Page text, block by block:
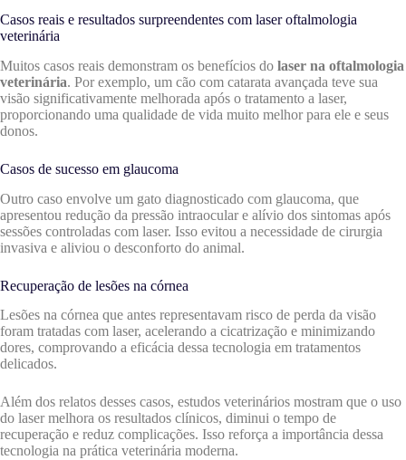
Casos reais e resultados surpreendentes com laser oftalmologia
veterinária
Muitos casos reais demonstram os benefícios do laser na oftalmologia
veterinária. Por exemplo, um cão com catarata avançada teve sua
visão significativamente melhorada após o tratamento a laser,
proporcionando uma qualidade de vida muito melhor para ele e seus
donos.
Casos de sucesso em glaucoma
Outro caso envolve um gato diagnosticado com glaucoma, que
apresentou redução da pressão intraocular e alívio dos sintomas após
sessões controladas com laser. Isso evitou a necessidade de cirurgia
invasiva e aliviou o desconforto do animal.
Recuperação de lesões na córnea
Lesões na córnea que antes representavam risco de perda da visão
foram tratadas com laser, acelerando a cicatrização e minimizando
dores, comprovando a eficácia dessa tecnologia em tratamentos
delicados.
Além dos relatos desses casos, estudos veterinários mostram que o uso
do laser melhora os resultados clínicos, diminui o tempo de
recuperação e reduz complicações. Isso reforça a importância dessa
tecnologia na prática veterinária moderna.